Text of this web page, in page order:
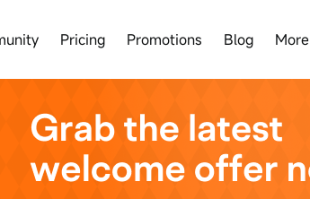
Pricing Promotions Blog More